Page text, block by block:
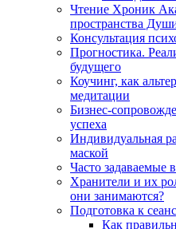
Чтение Хроник
пространства
Консультация
Прогностика.
будущего
Коучинг, как
медитации
Бизнес-
успеха
Индивидуальная
маской
Часто задаваемые
Хранители и их
они занимаются?
Подготовка к
Как